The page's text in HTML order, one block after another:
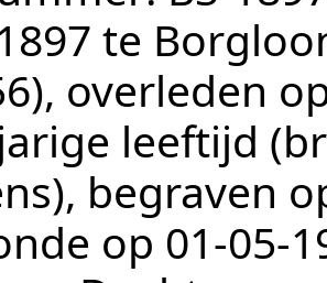
te
), overleden
leeftijd
), begraven
op